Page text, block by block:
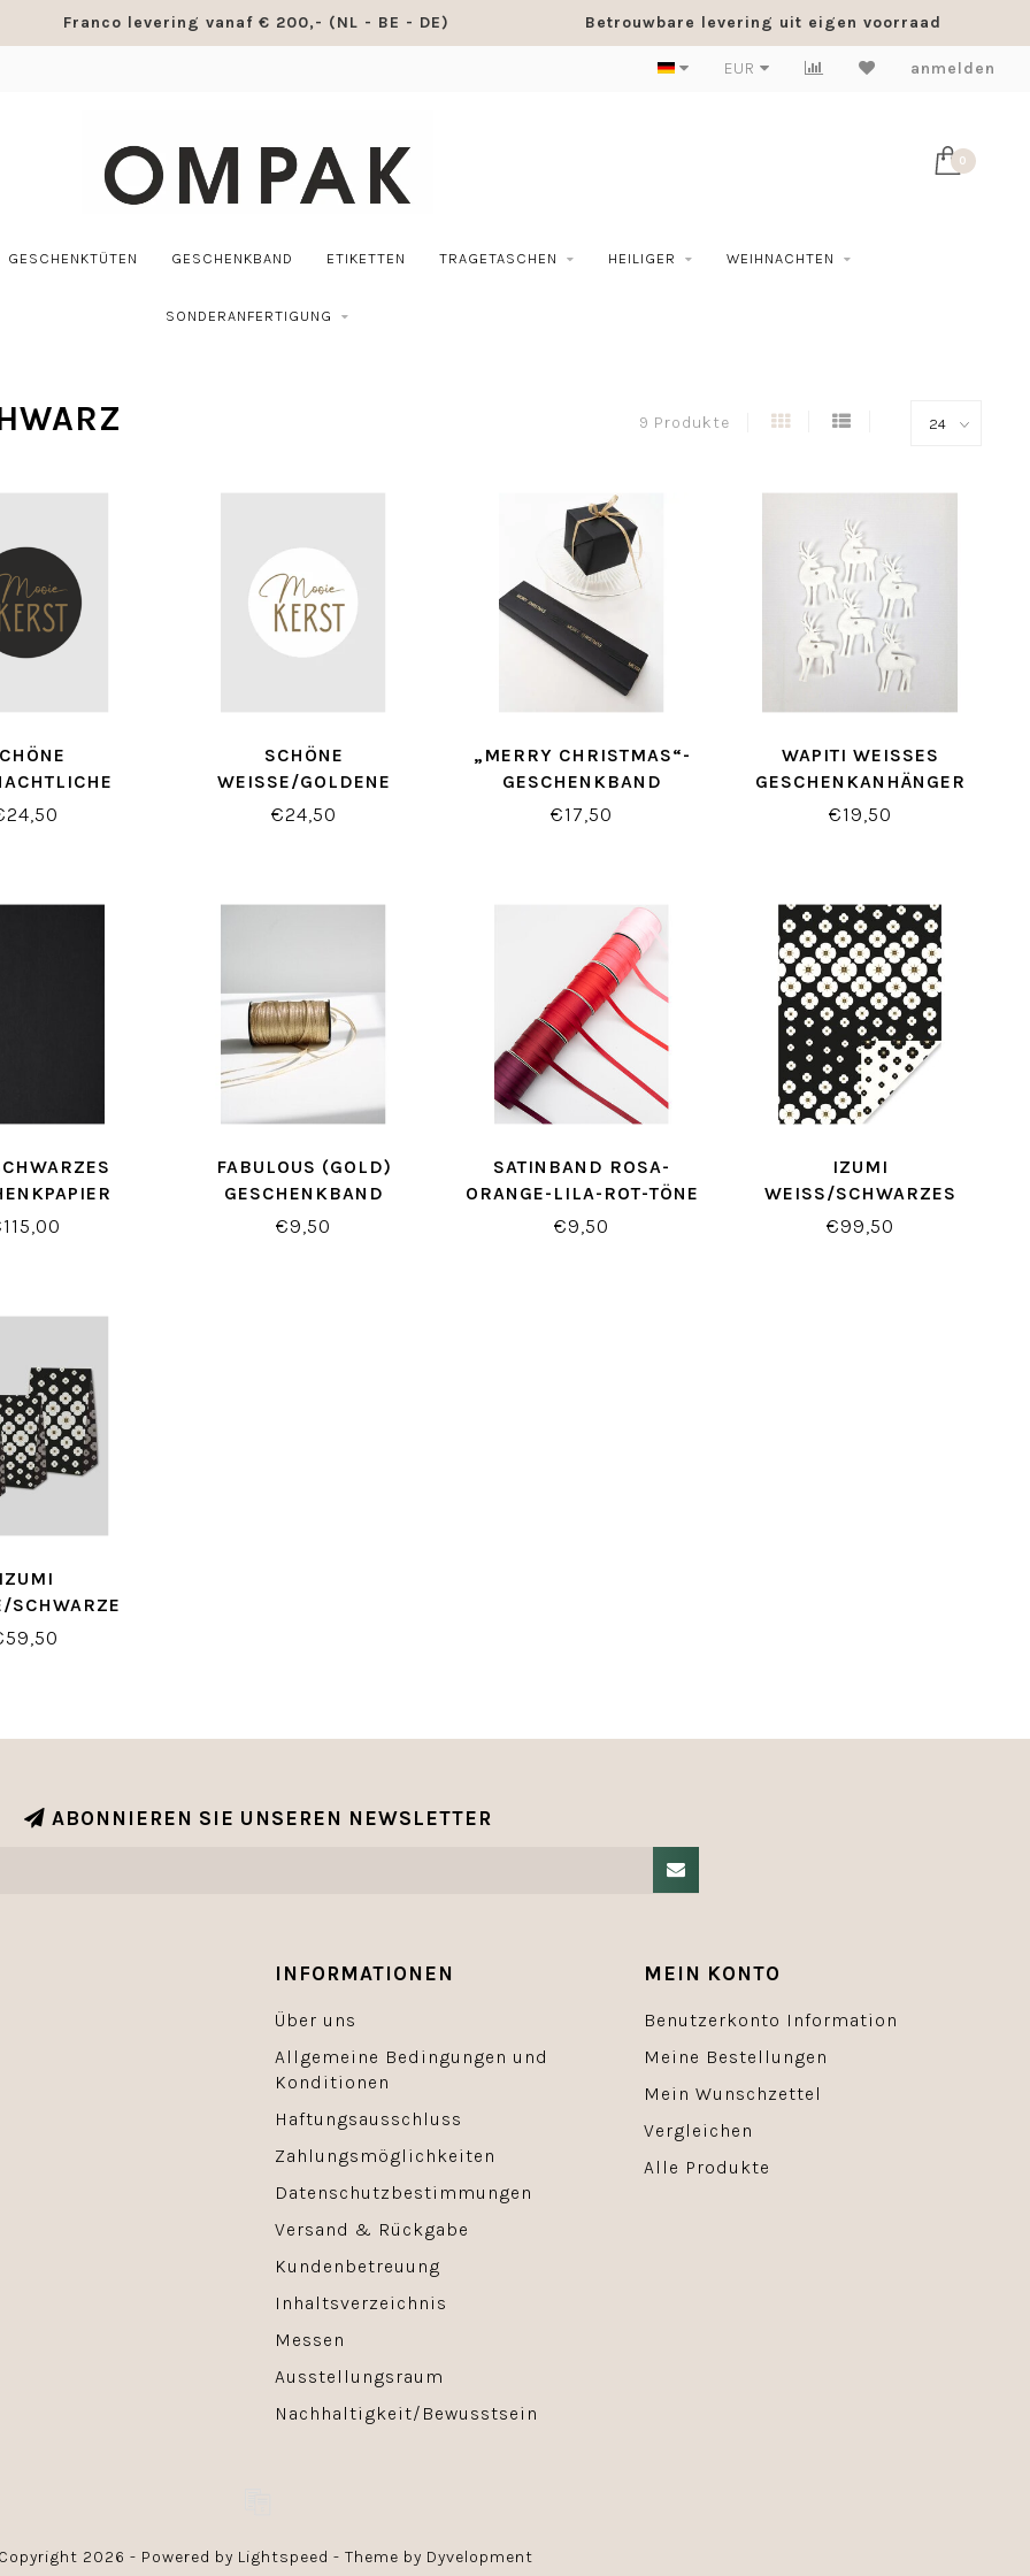
Franco levering vanaf € 200,- (NL - BE - DE) Betrouwbare levering uit eigen voorraad
EUR anmelden
0
GESCHENKTÜTEN GESCHENKBAND ETIKETTEN TRAGETASCHEN HEILIGER WEIHNACHTEN
SONDERANFERTIGUNG
9 Produkte
IN
SCHÖNE
WEISSE/GOLDENE W
EIHNACHTSETIKETTEN X
€24,50
„MERRY CHRISTMAS“-
GESCHENKBAND
SCHWARZ/GOLD
€17,50
WAPITI WEISSES G
ESCHENKANHÄNGER
€19,50
FABULOUS (GOLD)
GESCHENKBAND
€9,50
SATINBAND ROSA-
ORANGE-LILA-ROT-TÖNE
€9,50
IZUMI
WEISS/SCHWARZES G
ESCHENKPAPIER
€99,50
IZUMI
P
BEUTEL MIT B
ABONNIEREN SIE UNSEREN NEWSLETTER
INFORMATIONEN
Über uns
Allgemeine Bedingungen und
Konditionen
Haftungsausschluss
Zahlungsmöglichkeiten
Datenschutzbestimmungen
Versand & Rückgabe
Kundenbetreuung
Inhaltsverzeichnis
Messen
Ausstellungsraum
Nachhaltigkeit/Bewusstsein
MEIN KONTO
Benutzerkonto Information
Meine Bestellungen
Mein Wunschzettel
Vergleichen
Alle Produkte
2026 - Powered by Lightspeed - Theme by Dyvelopment